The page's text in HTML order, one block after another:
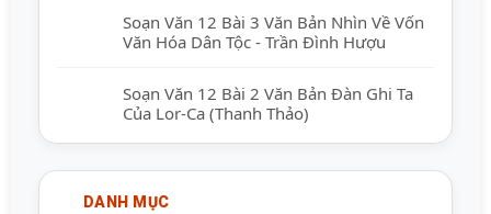
Soạn Văn 12 Bài 3 Văn Bản Nhìn Về Vốn
Văn Hóa Dân Tộc - Trần Đình Hượu
Soạn Văn 12 Bài 2 Văn Bản Đàn Ghi Ta
Của Lor-Ca (Thanh Thảo)
DANH MỤC